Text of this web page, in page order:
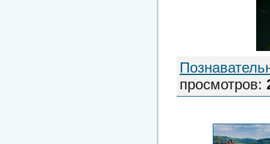
просмотров: